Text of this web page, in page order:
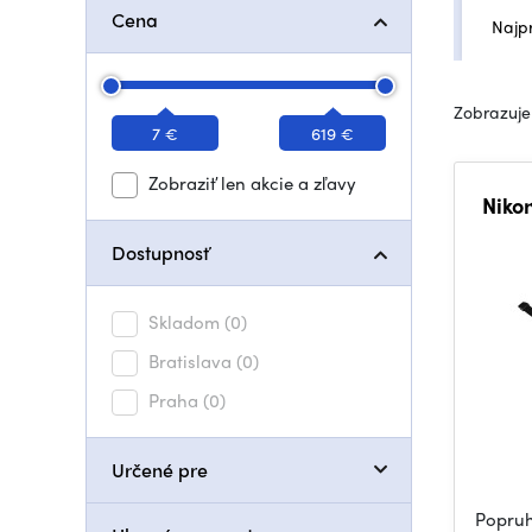
Cena
7 € 619 €
Zobraziť len akcie a zľavy
Dostupnosť
Skladom (0)
Bratislava (0)
Praha (0)
Určené pre